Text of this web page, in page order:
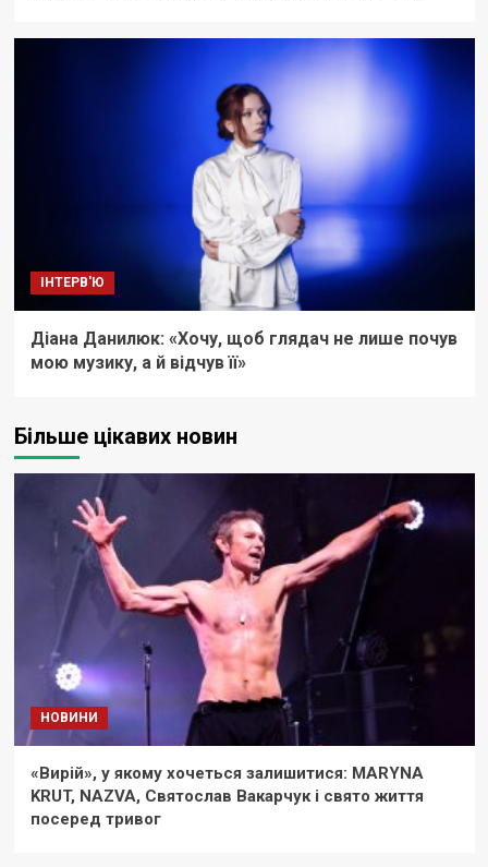
ІНТЕРВ'Ю
Діана Данилюк: «Хочу, щоб глядач не лише почув
мою музику, а й відчув її»
Більше цікавих новин
НОВИНИ
«Вирій», у якому хочеться залишитися: MARYNA
KRUT, NAZVA, Святослав Вакарчук і свято життя
посеред тривог